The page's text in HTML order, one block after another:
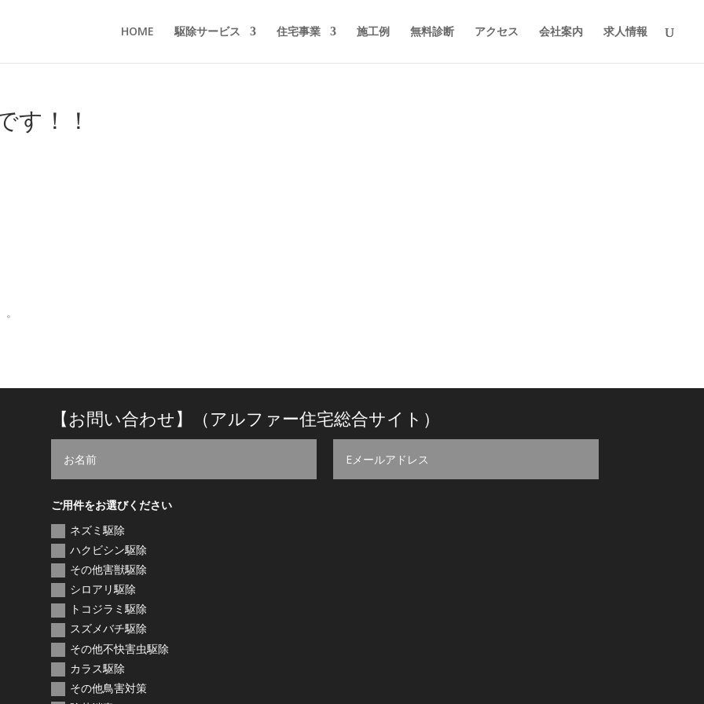
HOME 駆除サービス 住宅事業 施工例 無料診断 アクセス 会社案内 求人情報
す！！
【お問い合わせ】（アルファー住宅総合サイト）
ご用件をお選びください
ネズミ駆除
ハクビシン駆除
その他害獣駆除
シロアリ駆除
トコジラミ駆除
スズメバチ駆除
その他不快害虫駆除
カラス駆除
その他鳥害対策